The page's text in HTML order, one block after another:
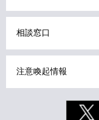
す
相談窓口
注意喚起情報
Twitter